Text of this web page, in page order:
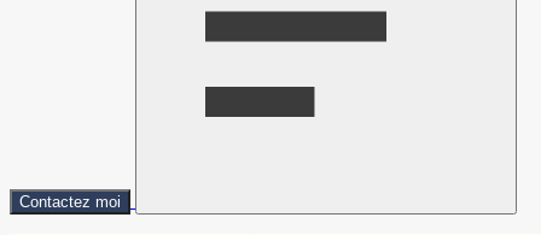
Contactez moi